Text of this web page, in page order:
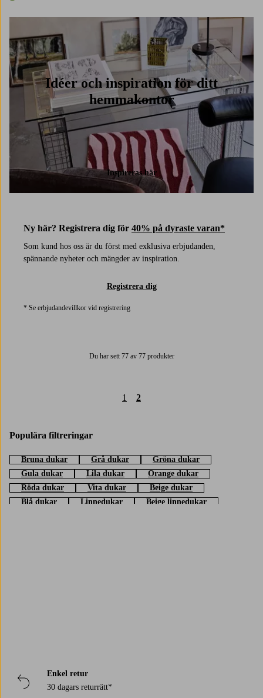
1 färg
Idéer och inspiration för ditt
hemmakontor
Inspireras här
Ny här? Registrera dig för 40% på dyraste varan*
Som kund hos oss är du först med exklusiva erbjudanden,
spännande nyheter och mängder av inspiration.
Registrera dig
* Se erbjudandevillkor vid registrering
Du har sett 77 av 77 produkter
1 2
Populära filtreringar
Bruna dukar Grå dukar
Gröna dukar
Gula dukar
Lila dukar
Orange dukar
Röda dukar
Vita dukar
Beige dukar
Blå dukar
Linnedukar Beige linnedukar
Enkel retur
30 dagars returrätt*